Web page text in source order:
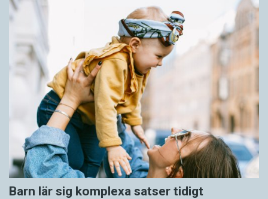
Barn lär sig komplexa satser tidigt